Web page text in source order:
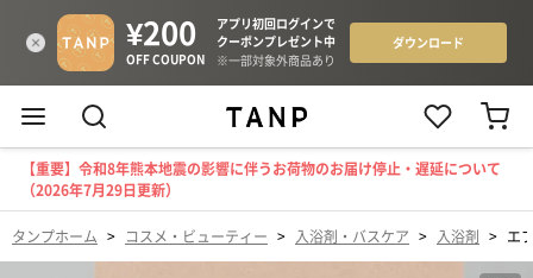
【重要】令和8年熊本地震の影響に伴うお荷物のお届け停止・遅延について
（2026年7月29日更新）
タンプホーム > コスメ・ビューティー > 入浴剤・バスケア > 入浴剤 > エ